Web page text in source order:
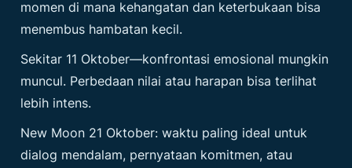
momen di mana kehangatan dan keterbukaan bisa
menembus hambatan kecil.
Sekitar 11 Oktober—konfrontasi emosional mungkin
muncul. Perbedaan nilai atau harapan bisa terlihat
lebih intens.
New Moon 21 Oktober: waktu paling ideal untuk
dialog mendalam, pernyataan komitmen, atau